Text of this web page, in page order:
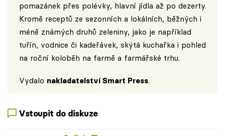
pomazánek přes polévky, hlavní jídla až po dezerty.
Kromě receptů ze sezonních a lokálních, běžných i
méně známých druhů zeleniny, jako je například
tuřín, vodnice či kadeřávek, skýtá kuchařka i pohled
na roční koloběh na farmě a farmářské trhu.
Vydalo nakladatelství Smart Press.
Vstoupit do diskuze